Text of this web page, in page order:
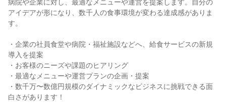
病院や企業に対し、最適なメニューや運営を提案します。自分の
アイデアが形になり、数千人の食事環境が変わる達成感がありま
す。
・企業の社員食堂や病院・福祉施設などへ、給食サービスの新規
導入を提案
・お客様のニーズや課題のヒアリング
・最適なメニューや運営プランの企画・提案
・数千万〜数億円規模のダイナミックなビジネスに挑戦できる面
白さがあります！